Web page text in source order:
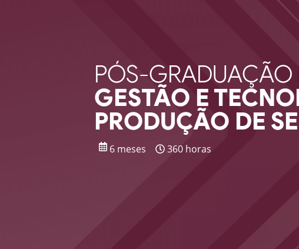
PÓS-GRADUAÇÃO
GESTÃO E
PRODUÇÃO DE
6 meses 360 horas